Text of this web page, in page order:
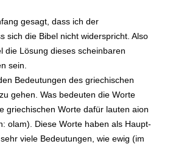
gesagt, dass ich der
sich die Bibel nicht widerspricht. Also
die Lösung dieses scheinbaren
sein.
Bedeutungen des griechischen
gehen. Was bedeuten die Worte
griechischen Worte dafür lauten aion
olam). Diese Worte haben als Haupt-
viele Bedeutungen, wie ewig (im